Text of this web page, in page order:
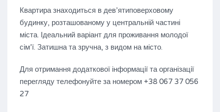
Квартира знаходиться в дев’ятиповерховому
будинку, розташованому у центральній частині
міста. Ідеальний варіант для проживання молодої
сім’ї. Затишна та зручна, з видом на місто.
Для отримання додаткової інформації та організації
перегляду телефонуйте за номером +38 067 37 056
27